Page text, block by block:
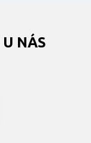
NÁS